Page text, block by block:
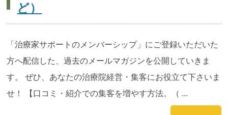
ど）
「治療家サポートのメンバーシップ」にご登録いただいた
方へ配信した、過去のメールマガジンを公開していきま
す。 ぜひ、あなたの治療院経営・集客にお役立て下さいま
せ！ 【口コミ・紹介での集客を増やす方法。（ ...